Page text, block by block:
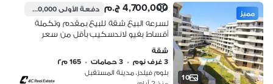
10
مميز 4,700,000 ج.م دفعة الأولى4,000,000 ج.م
لسرعه البيع شقة للبيع بمقدم وتكملة
أقساط بفيو لاندسكيب بأقل من سعر
مدينتي وسراي
شقة
3 غرف نوم
• 3 حمامات • 165 م٢
بلوم فيلدز، مدينة المستقبل